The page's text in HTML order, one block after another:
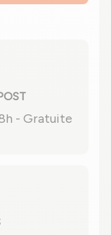
- Gratuite